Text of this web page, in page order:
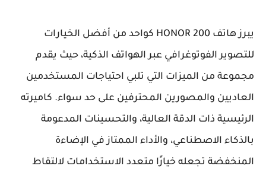
يبرز هاتف HONOR 200 كواحد من أفضل الخيارات
للتصوير الفوتوغرافي عبر الهواتف الذكية، حيث يقدم
مجموعة من الميزات التي تلبي احتياجات المستخدمين
العاديين والمصورين المحترفين على حد سواء. كاميرته
الرئيسية ذات الدقة العالية، والتحسينات المدعومة
بالذكاء الاصطناعي، والأداء الممتاز في الإضاءة
المنخفضة تجعله خيارًا متعدد الاستخدامات لالتقاط